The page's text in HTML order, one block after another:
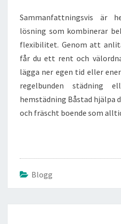
Sammanfattningsvis är
lösning som kombinerar
flexibilitet. Genom att
får du ett rent och
lägga ner egen tid eller
regelbunden städning
hemstädning Båstad hjälpa
och fräscht boende som
Blogg